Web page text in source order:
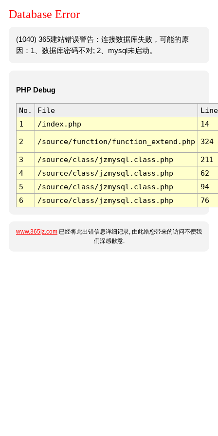
Database Error
(1040) 365建站错误警告：连接数据库失败，可能的原
因：1、数据库密码不对; 2、mysql未启动。
PHP Debug
No. File
Line
1
/index.php 14
2 /source/function/function_extend.php 324
3 /source/class/jzmysql.class.php
211
4
/source/class/jzmysql.class.php
62
5
/source/class/jzmysql.class.php
94
6
/source/class/jzmysql.class.php 76
www.365jz.com 已经将此出错信息详细记录, 由此给您带来的访问不便我
们深感歉意.